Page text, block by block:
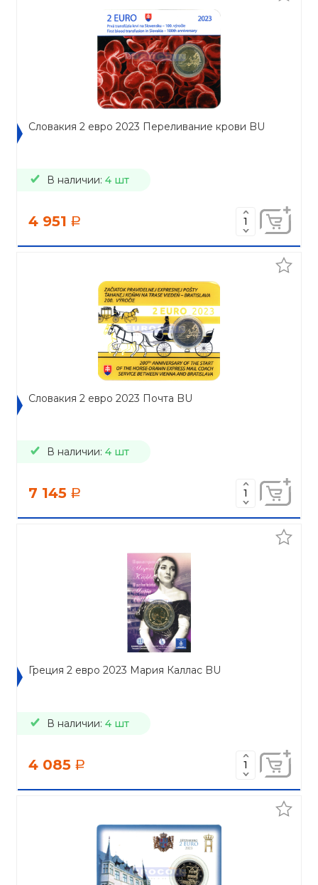
Словакия 2 евро 2023 Переливание крови BU
В наличии: 4 шт
4 951 a
Словакия 2 евро 2023 Почта BU
В наличии: 4 шт
7 145 a
Греция 2 евро 2023 Мария Каллас BU
В наличии: 4 шт
4 085 a